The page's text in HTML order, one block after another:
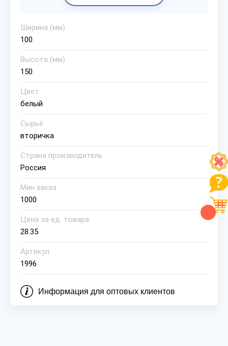
Ширина (мм)
100
Высота (мм)
150
Цвет
белый
Сырьё
вторичка
Страна производитель
Россия
Мин.заказ
1000
Цена за ед. товара:
28.35
Артикул:
1996
Информация для оптовых клиентов